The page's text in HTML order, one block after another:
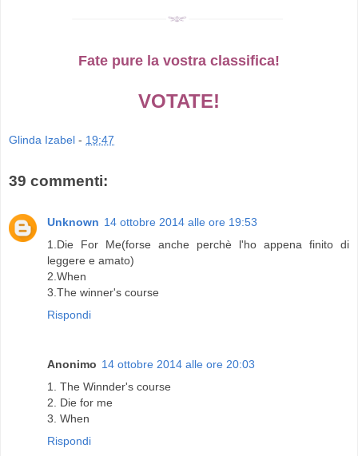
Fate pure la vostra classifica!
VOTATE!
Glinda Izabel - 19:47
39 commenti:
Unknown 14 ottobre 2014 alle ore 19:53
1.Die For Me(forse anche perchè l'ho appena finito di
leggere e amato)
2.When
3.The winner's course
Rispondi
Anonimo 14 ottobre 2014 alle ore 20:03
1. The Winnder's course
2. Die for me
3. When
Rispondi